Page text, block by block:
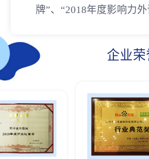
牌”、“2018年度影响力
企业荣